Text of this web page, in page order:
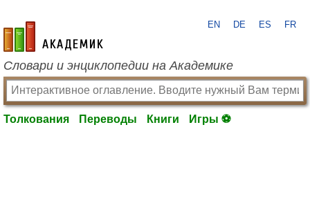
academic.ru
EN DE ES FR
Словари и энциклопедии на Академике
Толкования Переводы Книги Игры ⚽